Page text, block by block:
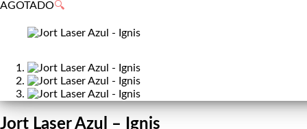
AGOTADO🔍
Jort Laser Azul – Ignis